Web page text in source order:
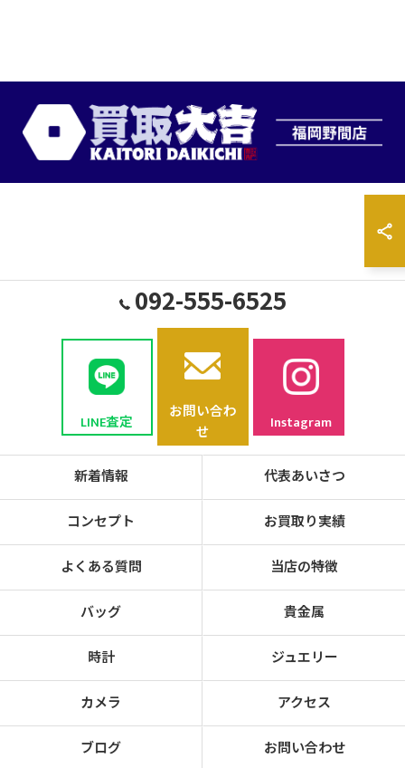
092-555-6525
LINE査定
お問い合わ
せ
Instagram
新着情報
代表あいさつ
コンセプト
お買取り実績
よくある質問
当店の特徴
バッグ
貴金属
時計
ジュエリー
カメラ
アクセス
ブログ
お問い合わせ